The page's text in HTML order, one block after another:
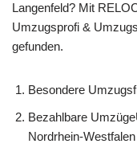
Langenfeld? Mit
Umzugsprofi &
gefunden.
Besondere
Bezahlbare
Nordrhein-Westfalen